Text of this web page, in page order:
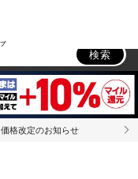
検索
格改定のお知らせ